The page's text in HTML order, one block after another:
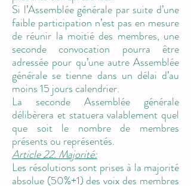
Si l’Assemblée générale par suite d’une
faible participation n’est pas en mesure
de réunir la moitié des membres, une
seconde convocation pourra être
adressée pour qu’une autre Assemblée
générale se tienne dans un délai d’au
moins 15 jours calendrier.
La seconde Assemblée générale
délibèrera et statuera valablement quel
que soit le nombre de membres
présents ou représentés.
Article 22. Majorité:
Les résolutions sont prises à la majorité
absolue (50%+1) des voix des membres